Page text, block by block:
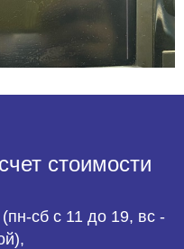
стоимости
сб с 11 до 19, вс -